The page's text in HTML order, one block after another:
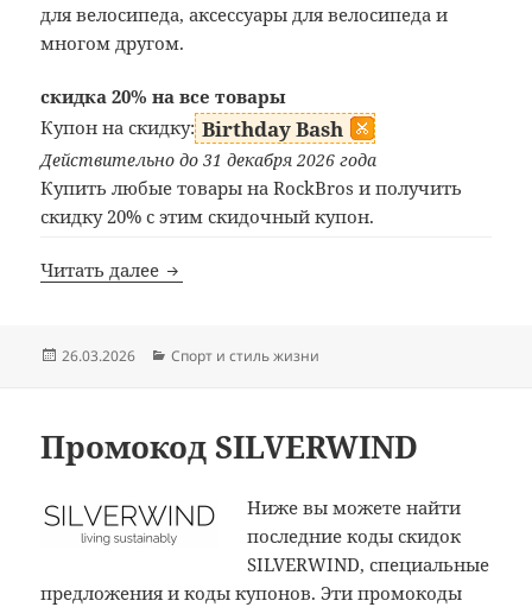
для велосипеда, аксессуары для велосипеда и
многом другом.
скидка 20% на все товары
Купон на скидку: Birthday Bash
Действительно до 31 декабря 2026 года
Купить любые товары на RockBros и получить
скидку 20% с этим скидочный купон.
Читать далее Промокод RockBros
Опубликовано
26.03.2026 Рубрики
Спорт и стиль жизни
Промокод SILVERWIND
Ниже вы можете найти
последние коды скидок
SILVERWIND, специальные
предложения и коды купонов. Эти промокоды